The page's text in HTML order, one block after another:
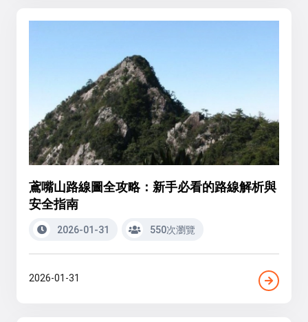
鳶嘴山路線圖全攻略：新手必看的路線解析與
安全指南
2026-01-31 550次瀏覽
2026-01-31